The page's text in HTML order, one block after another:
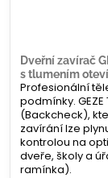
Dveřní zavírač
s tlumením
Profesionální
podmínky.
(Backcheck),
zavírání lze
kontrolou na
dveře, školy a
ramínka).